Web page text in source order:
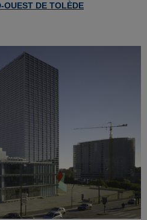
OUEST DE TOLÈDE